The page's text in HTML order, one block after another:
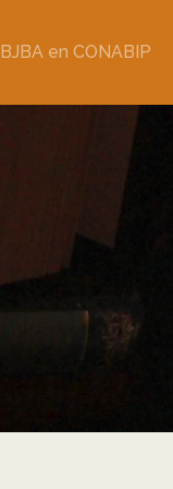
BJBA en CONABIP